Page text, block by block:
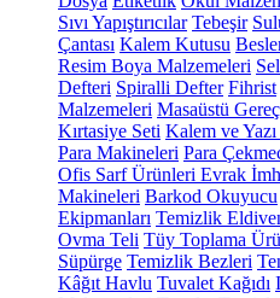
Sıvı Yapıştırıcılar Tebeşir
Çantası Kalem Kutusu
Resim Boya Malzemeleri
Defteri Spiralli Defter Fihrist
Malzemeleri Masaüstü
Kırtasiye Seti Kalem ve
Para Makineleri Para
Ofis Sarf Ürünleri Evrak
Makineleri Barkod Okuyucu
Ekipmanları Temizlik
Ovma Teli Tüy Toplama
Süpürge Temizlik Bezleri
Kâğıt Havlu Tuvalet Kağıdı